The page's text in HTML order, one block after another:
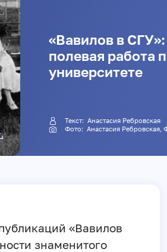
«Вавилов в
полевая работа
университете
Текст:Анастасия Ребровская
Фото:Анастасия Ребровская,
«Вавилов
знаменитого